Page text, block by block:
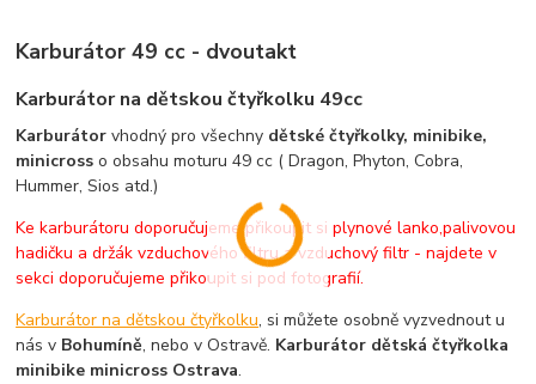
Karburátor 49 cc - dvoutakt
Karburátor na dětskou čtyřkolku 49cc
Karburátor vhodný pro všechny dětské čtyřkolky, minibike,
minicross o obsahu moturu 49 cc ( Dragon, Phyton, Cobra,
Hummer, Sios atd.)
Ke karburátoru doporučujeme přikoupit si plynové lanko,palivovou
hadičku a držák vzduchového filtru a vzduchový filtr - najdete v
sekci doporučujeme přikoupit si pod fotografií.
Karburátor na dětskou čtyřkolku, si můžete osobně vyzvednout u
nás v Bohumíně, nebo v Ostravě. Karburátor dětská čtyřkolka
minibike minicross Ostrava.